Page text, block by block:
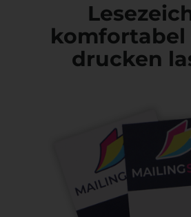
komfortabel
drucken